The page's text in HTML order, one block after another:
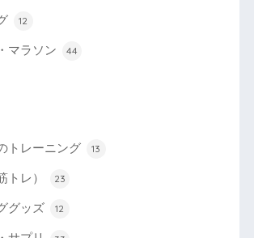
12
マラソン 44
トレーニング 13
トレ） 23
グッズ 12